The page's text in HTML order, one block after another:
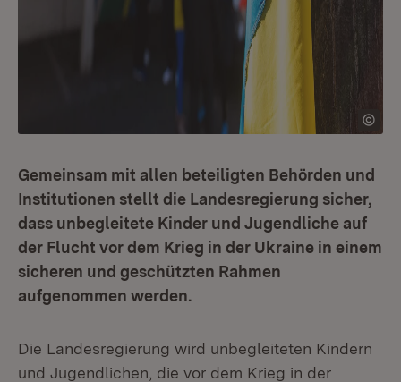
Gemeinsam mit allen beteiligten Behörden und
Institutionen stellt die Landesregierung sicher,
dass unbegleitete Kinder und Jugendliche auf
der Flucht vor dem Krieg in der Ukraine in einem
sicheren und geschützten Rahmen
aufgenommen werden.
Die Landesregierung wird unbegleiteten Kindern
und Jugendlichen, die vor dem Krieg in der